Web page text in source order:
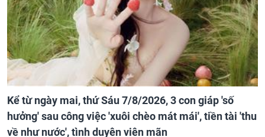
Kể từ ngày mai, thứ Sáu 7/8/2026, 3 con giáp 'số
hưởng' sau công việc 'xuôi chèo mát mái', tiền tài 'thu
về như nước', tình duyên viên mãn